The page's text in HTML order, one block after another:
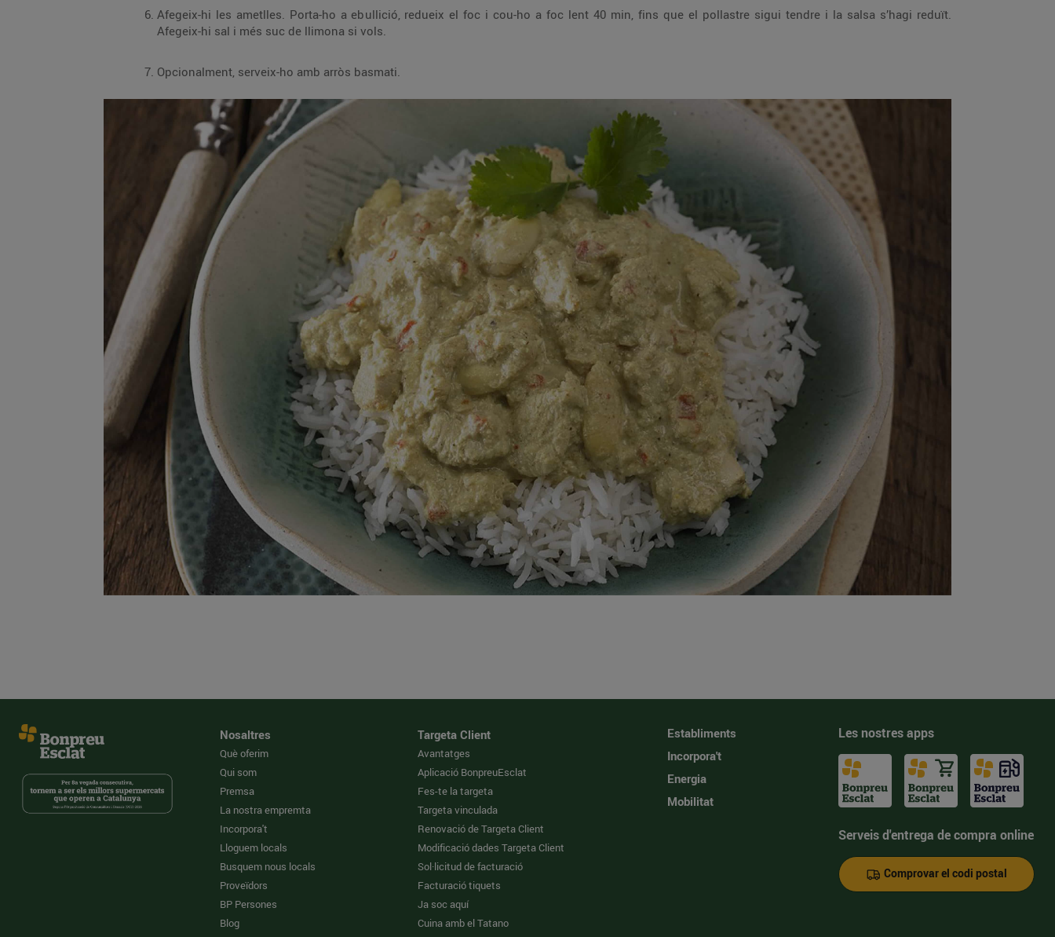
Afegeix-hi les ametlles. Porta-ho a ebullició, redueix el foc i cou-ho a foc lent 40 min, fins que el pollastre sigui tendre i la salsa s’hagi reduït.
Afegeix-hi sal i més suc de llimona si vols.
Opcionalment, serveix-ho amb arròs basmati.
Nosaltres
Què oferim
Qui som
Premsa
La nostra empremta
Incorpora't
Lloguem locals
Busquem nous locals
Proveïdors
BP Persones
Blog
Targeta Client
Avantatges
Aplicació BonpreuEsclat
Fes-te la targeta
Targeta vinculada
Renovació de Targeta Client
Modificació dades Targeta Client
Sol·licitud de facturació
Facturació tiquets
Ja soc aquí
Cuina amb el Tatano
Establiments
Incorpora't
Energia
Mobilitat
Les nostres apps
Serveis d'entrega de compra online
Comprovar el codi postal